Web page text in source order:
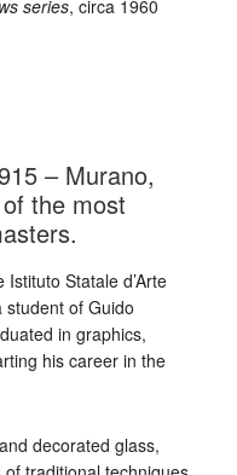
series, circa 1960
– Murano,
the most
Statale d’Arte
student of Guido
in graphics,
his career in the
decorated glass,